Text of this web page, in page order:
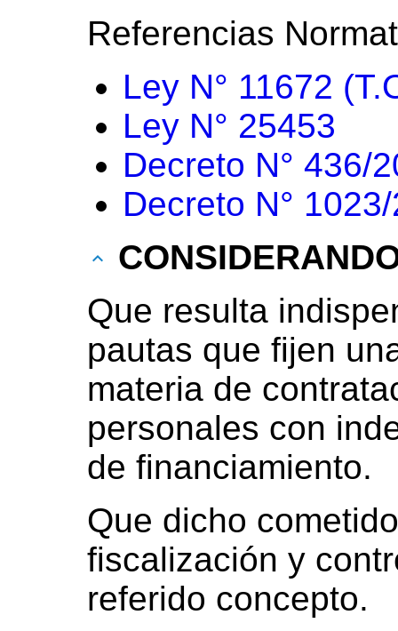
Referencias
Ley N° 11672
Ley N° 25453
Decreto N° 436/
Decreto N°
Que resulta
pautas que fijen
materia de
personales con
de financiamiento.
Que dicho
fiscalización y
referido concepto.